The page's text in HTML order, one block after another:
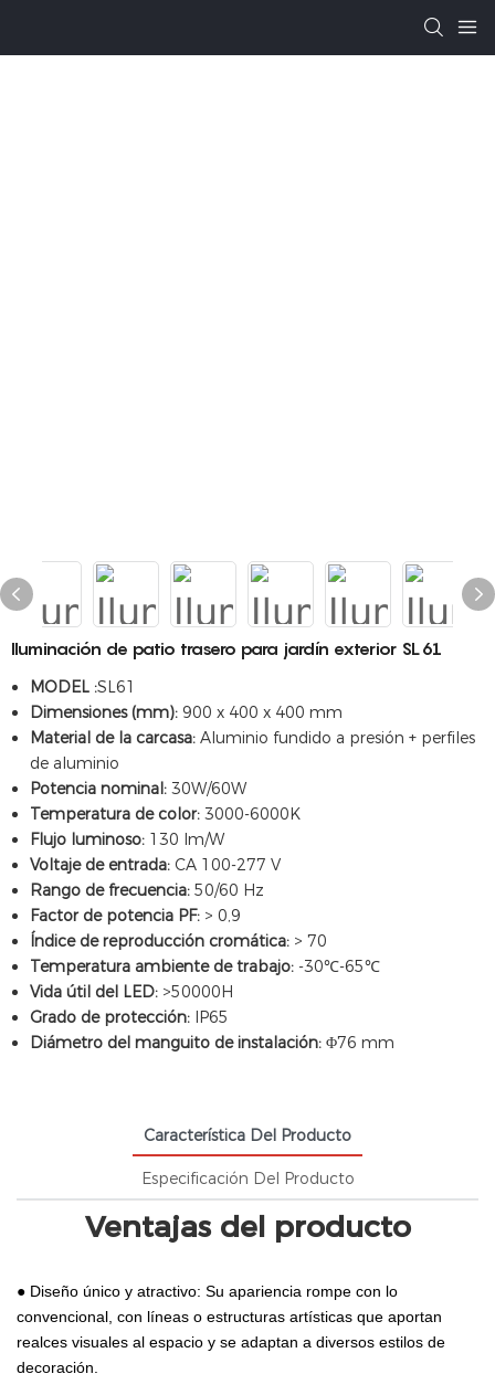
Iluminación de patio trasero para jardín exterior SL61
MODEL :SL61
Dimensiones (mm):900 x 400 x 400 mm
Material de la carcasa:Aluminio fundido a presión + perfiles
de aluminio
Potencia nominal:30W/60W
Temperatura de color:3000-6000K
Flujo luminoso:130 lm/W
Voltaje de entrada:CA 100-277 V
Rango de frecuencia:50/60 Hz
Factor de potencia PF:> 0,9
Índice de reproducción cromática:> 70
Temperatura ambiente de trabajo:-30℃-65℃
Vida útil del LED:>50000H
Grado de protección:IP65
Diámetro del manguito de instalación:Φ76 mm
Característica Del Producto
Especificación Del Producto
Ventajas del producto
● Diseño único y atractivo: Su apariencia rompe con lo
convencional, con líneas o estructuras artísticas que aportan
realces visuales al espacio y se adaptan a diversos estilos de
decoración.